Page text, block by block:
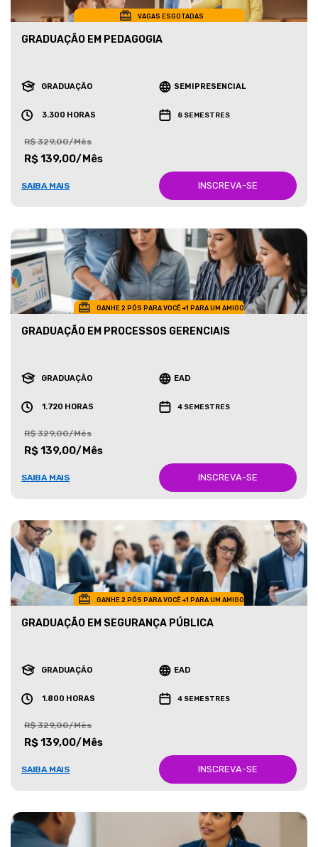
VAGAS ESGOTADAS
GRADUAÇÃO EM PEDAGOGIA
GRADUAÇÃO SEMIPRESENCIAL
3.300 HORAS 8 SEMESTRES
R$ 329,00/Mês
R$ 139,00/Mês
SAIBA MAIS INSCREVA-SE
GANHE 2 PÓS PARA VOCÊ +1 PARA UM AMIGO
GRADUAÇÃO EM PROCESSOS GERENCIAIS
GRADUAÇÃO EAD
1.720 HORAS 4 SEMESTRES
R$ 329,00/Mês
R$ 139,00/Mês
SAIBA MAIS INSCREVA-SE
GANHE 2 PÓS PARA VOCÊ +1 PARA UM AMIGO
GRADUAÇÃO EM SEGURANÇA PÚBLICA
GRADUAÇÃO EAD
1.800 HORAS 4 SEMESTRES
R$ 329,00/Mês
R$ 139,00/Mês
SAIBA MAIS INSCREVA-SE